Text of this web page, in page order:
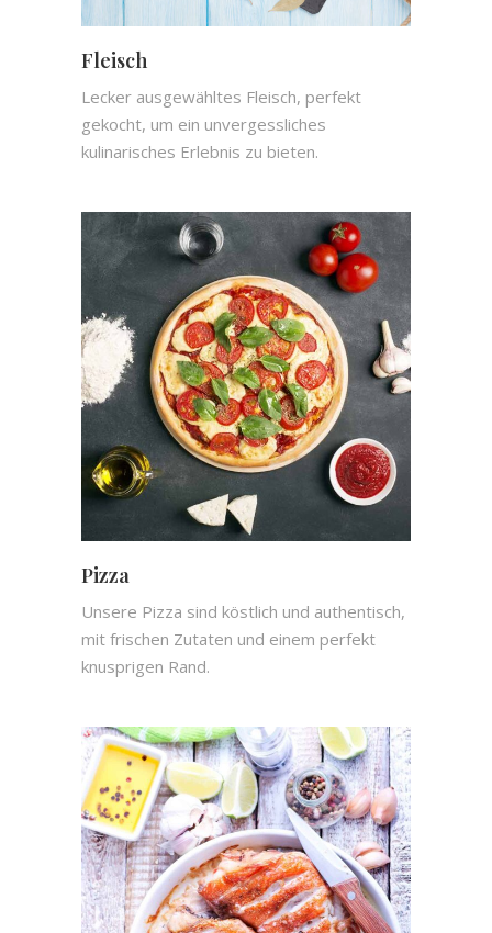
Fleisch
Lecker ausgewähltes Fleisch, perfekt
gekocht, um ein unvergessliches
kulinarisches Erlebnis zu bieten.
Pizza
Unsere Pizza sind köstlich und authentisch,
mit frischen Zutaten und einem perfekt
knusprigen Rand.